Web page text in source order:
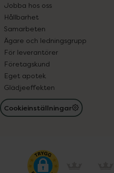
Jobba hos oss
Hållbarhet
Samarbeten
Ägare och ledningsgrupp
För leverantörer
Företagskund
Eget apotek
Glädjeeffekten
Cookieinställningar